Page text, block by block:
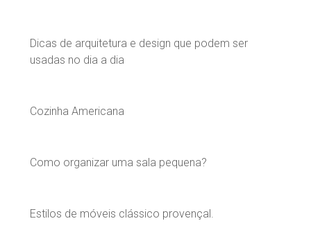
Dicas de arquitetura e design que podem ser
usadas no dia a dia
Cozinha Americana
Como organizar uma sala pequena?
Estilos de móveis clássico provençal.